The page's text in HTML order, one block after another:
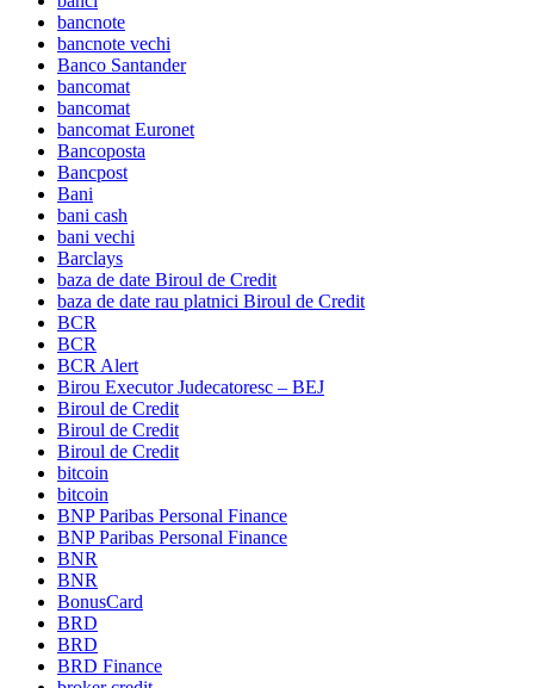
bancnote
bancnote vechi
Banco Santander
bancomat
bancomat
bancomat Euronet
Bancoposta
Bancpost
Bani
bani cash
bani vechi
Barclays
baza de date Biroul de Credit
baza de date rau platnici Biroul de Credit
BCR
BCR
BCR Alert
Birou Executor Judecatoresc – BEJ
Biroul de Credit
Biroul de Credit
Biroul de Credit
bitcoin
bitcoin
BNP Paribas Personal Finance
BNP Paribas Personal Finance
BNR
BNR
BonusCard
BRD
BRD
BRD Finance